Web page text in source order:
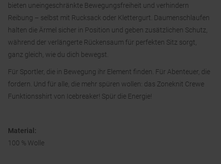
bieten uneingeschränkte Bewegungsfreiheit und verhindern
Reibung – selbst mit Rucksack oder Klettergurt. Daumenschlaufen
halten die Ärmel sicher in Position und geben zusätzlichen Schutz,
während der verlängerte Rückensaum für perfekten Sitz sorgt,
ganz gleich, wie du dich bewegst.
Für Sportler, die in Bewegung ihr Element finden. Für Abenteuer, die
fordern. Und für alle, die mehr spüren wollen: das Zoneknit Crewe
Funktionsshirt von Icebreaker! Spür die Energie!
Material:
100 % Wolle